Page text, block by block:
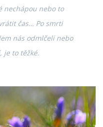
nechápou nebo to
čas… Po smrti
nás odmlčeli nebo
je to těžké.